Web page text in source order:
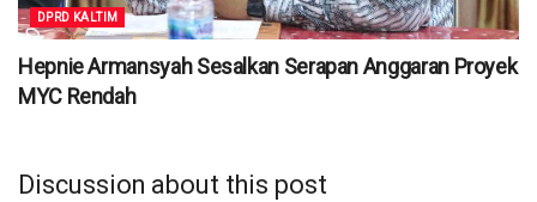
DPRD KALTIM
Hepnie Armansyah Sesalkan Serapan Anggaran Proyek
MYC Rendah
Discussion about this post